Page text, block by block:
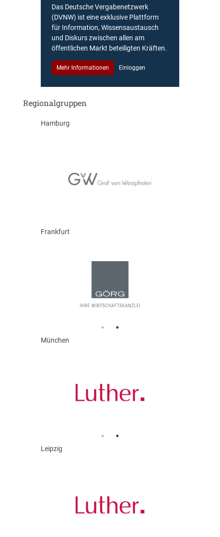
Das Deutsche Vergabenetzwerk
(DVNW) ist eine exklusive Plattform
für Information, Wissensaustausch
und Diskurs zwischen allen am
öffentlichen Markt beteiligten Kräften.
Mehr Informationen Einloggen
Regionalgruppen
Hamburg
Frankfurt
München
Leipzig